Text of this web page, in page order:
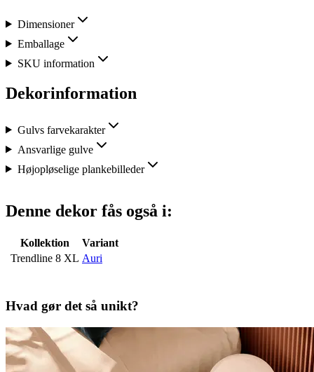
Dimensioner
Emballage
SKU information
Dekorinformation
Gulvs farvekarakter
Ansvarlige gulve
Højopløselige plankebilleder
Denne dekor fås også i:
Kollektion
Variant
Trendline 8 XL Auri
Hvad gør det så unikt?